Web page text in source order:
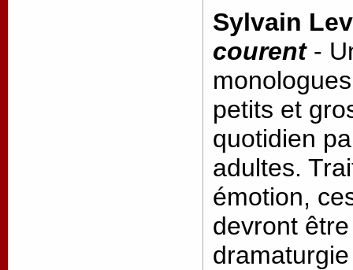
Sylvain
courent-
petits et
quotidien
adultes.
émotion,
devront